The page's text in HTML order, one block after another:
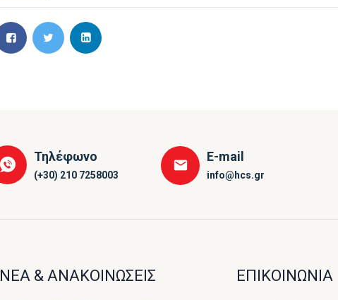
Τηλέφωνο
(+30) 210 7258003
E-mail
info@hcs.gr
ΝΕΑ & ΑΝΑΚΟΙΝΩΣΕΙΣ ΕΠΙΚΟΙΝΩΝΙΑ